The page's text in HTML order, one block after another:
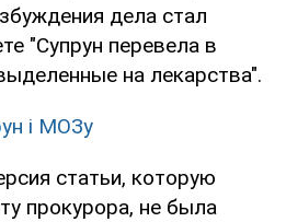
дела стал
"Супрун перевела в
на лекарства".
і МОЗу
статьи, которую
прокурора, не была